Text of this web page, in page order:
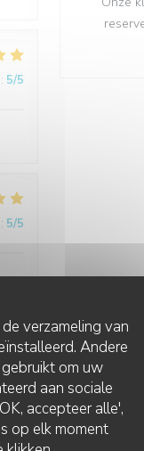
verzameling van
Andere
om uw
aan sociale
accepteer alle',
op elk moment
5/5
5/5
4/5